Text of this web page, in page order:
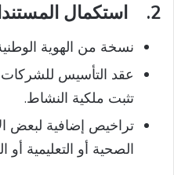
2. استكمال
نسخة من الهوية
عقد التأسيس للشركات
تثبت ملكية النشاط.
تراخيص إضافية لبعض
الصحية أو التعليمية أو